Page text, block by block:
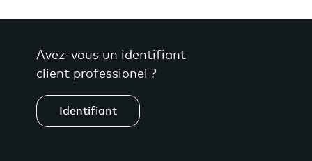
Avez-vous un identifiant
client professionel ?
Identifiant